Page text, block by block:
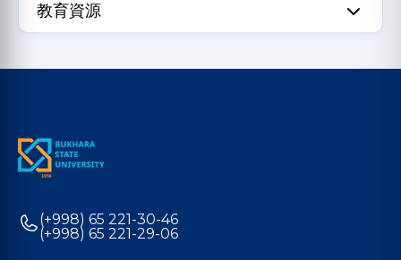
教育資源
(+998) 65 221-30-46
(+998) 65 221-29-06